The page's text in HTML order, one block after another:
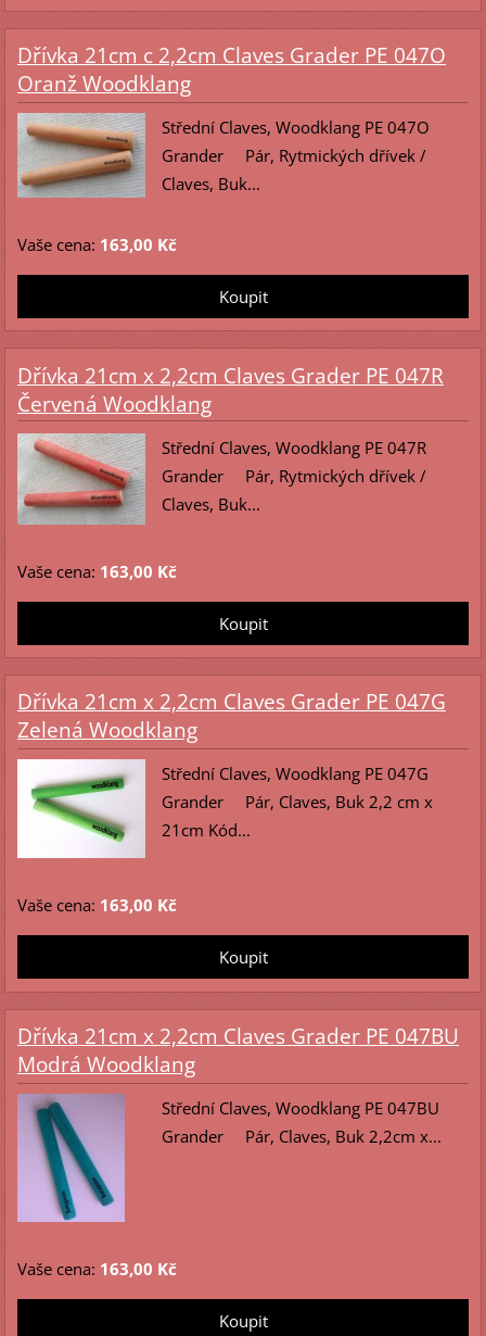
Dřívka 21cm c 2,2cm Claves Grader PE 047O
Oranž Woodklang
Střední Claves, Woodklang PE 047O
Grander Pár, Rytmických dřívek /
Claves, Buk...
Vaše cena: 163,00 Kč
Dřívka 21cm x 2,2cm Claves Grader PE 047R
Červená Woodklang
Střední Claves, Woodklang PE 047R
Grander Pár, Rytmických dřívek /
Claves, Buk...
Vaše cena: 163,00 Kč
Dřívka 21cm x 2,2cm Claves Grader PE 047G
Zelená Woodklang
Střední Claves, Woodklang PE 047G
Grander Pár, Claves, Buk 2,2 cm x
21cm Kód...
Vaše cena: 163,00 Kč
Dřívka 21cm x 2,2cm Claves Grader PE 047BU
Modrá Woodklang
Střední Claves, Woodklang PE 047BU
Grander Pár, Claves, Buk 2,2cm x...
Vaše cena: 163,00 Kč